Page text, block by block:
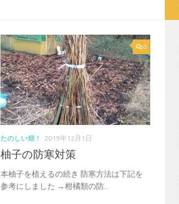
0
たのしい畑！ 2019年12月1日
柚子の防寒対策
本柚子を植えるの続き 防寒方法は下記を
参考にしました →柑橘類の防...